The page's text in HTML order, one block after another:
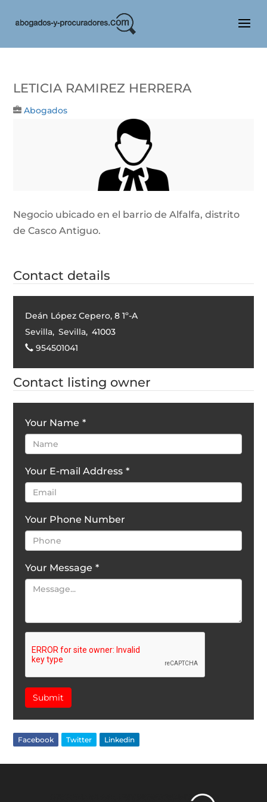
LETICIA RAMIREZ HERRERA
Abogados
Negocio ubicado en el barrio de Alfalfa, distrito
de Casco Antiguo.
Contact details
Deán López Cepero, 8 1º-A
Sevilla, Sevilla, 41003
954501041
Contact listing owner
Your Name *
Your E-mail Address *
Your Phone Number
Your Message *
Submit
Facebook Twitter Linkedin